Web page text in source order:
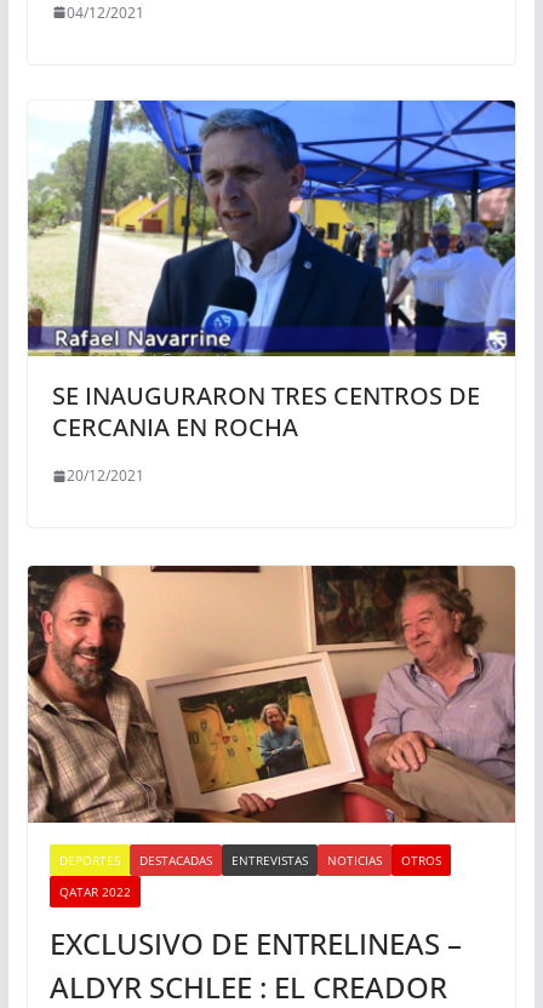
04/12/2021
SE INAUGURARON TRES CENTROS DE
CERCANIA EN ROCHA
20/12/2021
DEPORTES DESTACADAS ENTREVISTAS NOTICIAS
OTROS
QATAR 2022
EXCLUSIVO DE ENTRELINEAS –
ALDYR SCHLEE : EL CREADOR